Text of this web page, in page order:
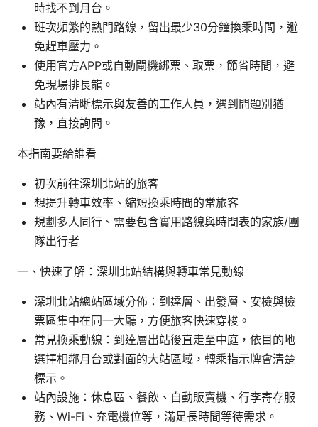
時找不到月台。
班次頻繁的熱門路線，留出最少30分鐘換乘時間，避
免趕車壓力。
使用官方APP或自動閘機綁票、取票，節省時間，避
免現場排長龍。
站內有清晰標示與友善的工作人員，遇到問題別猶
豫，直接詢問。
本指南要給誰看
初次前往深圳北站的旅客
想提升轉車效率、縮短換乘時間的常旅客
規劃多人同行、需要包含實用路線與時間表的家族/團
隊出行者
一、快速了解：深圳北站結構與轉車常見動線
深圳北站總站區域分佈：到達層、出發層、安檢與檢
票區集中在同一大廳，方便旅客快速穿梭。
常見換乘動線：到達層出站後直走至中庭，依目的地
選擇相鄰月台或對面的大站區域，轉乘指示牌會清楚
標示。
站內設施：休息區、餐飲、自動販賣機、行李寄存服
務、Wi-Fi、充電機位等，滿足長時間等待需求。